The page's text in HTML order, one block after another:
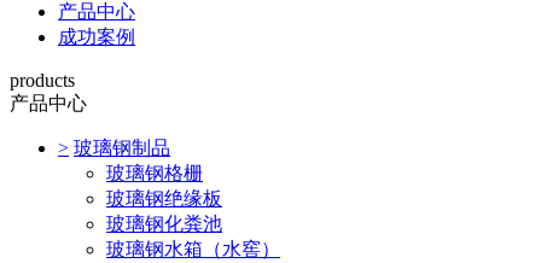
产品中心
成功案例
products
产品中心
> 玻璃钢制品
玻璃钢格栅
玻璃钢绝缘板
玻璃钢化粪池
玻璃钢水箱（水窖）